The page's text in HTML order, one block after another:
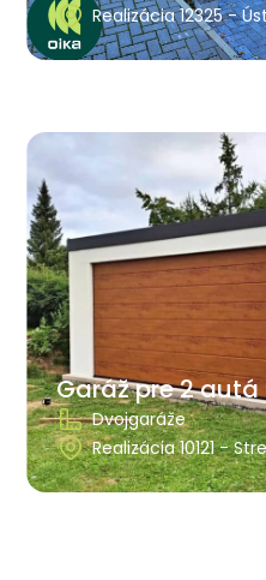
Realizácia 12325 -
Garáž pre 2 autá
Dvojgaráže
Realizácia 10121 -